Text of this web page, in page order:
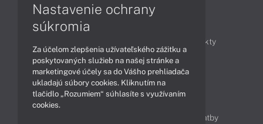
Produkty
Technológie
Videá
Obsah
Možnosti doručenia a platby
Nastavenie ochrany
súkromia
Za účelom zlepšenia užívateľského zážitku a
poskytovaných služieb na našej stránke a
marketingové účely sa do Vášho prehliadača
ukladajú súbory cookies. Kliknutím na
tlačidlo „Rozumiem“ súhlasíte s využívaním
cookies.